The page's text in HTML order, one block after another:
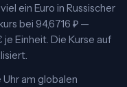
ein Euro in Russischer
bei 94,6716 ₽ —
Einheit. Die Kurse auf
am globalen